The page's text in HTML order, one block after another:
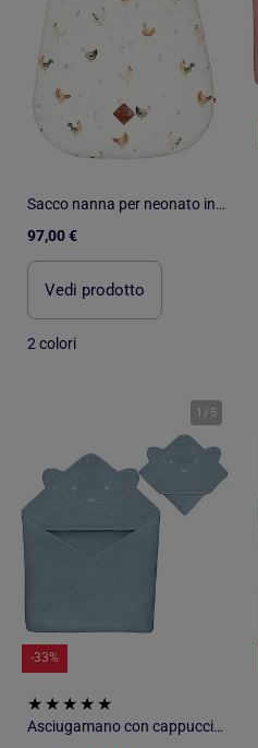
Sacco nanna per neonato in mussola di cotone tog 2 | SEVIRA KIDS
97,00 €
Vedi prodotto
2 colori
1 / 5
-33%
Asciugamano con cappuccio in mussola - LIONELO - 100% naturale - 80 x 80 cm - Dal primo giorno di vi